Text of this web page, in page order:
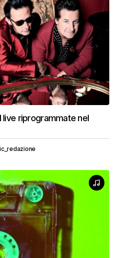
live riprogrammate nel